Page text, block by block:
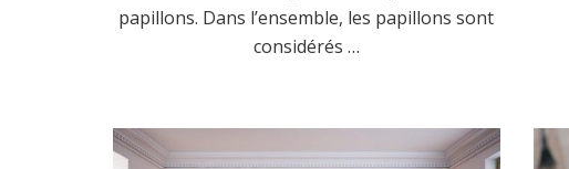
papillons. Dans l’ensemble, les papillons sont
considérés …